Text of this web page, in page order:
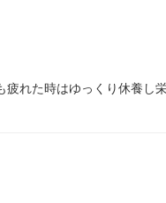
れた時はゆっくり休養し